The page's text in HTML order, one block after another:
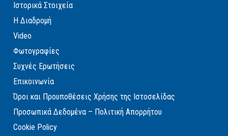
Ιστορικά Στοιχεία
Η Διαδρομή
Video
Φωτογραφίες
Συχνές Ερωτήσεις
Επικοινωνία
Όροι και Προυποθέσεις Χρήσης της Ιστοσελίδας
Προσωπικά Δεδομένα – Πολιτική Απορρήτου
Cookie Policy